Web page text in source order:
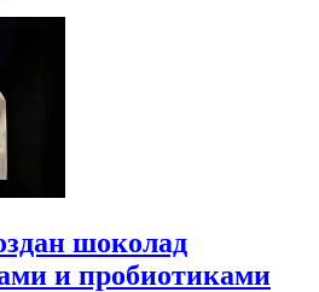
шоколад
и пробиотиками